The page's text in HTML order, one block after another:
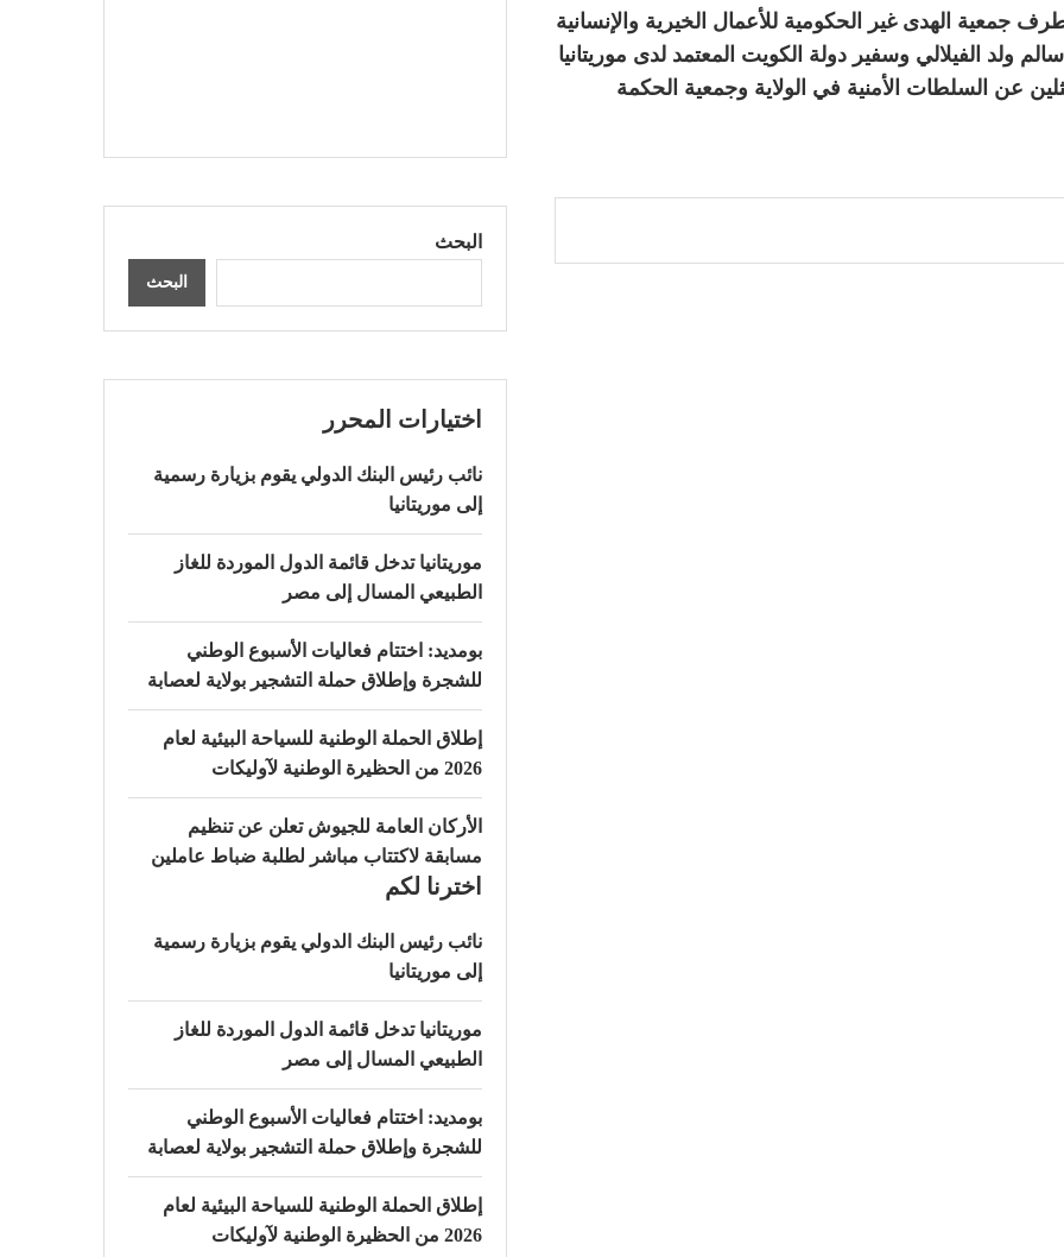
جمعية الهدى غير الحكومية للأعمال الخيرية والإنسانية
ولد الفيلالي وسفير دولة الكويت المعتمد لدى موريتانيا
عن السلطات الأمنية في الولاية وجمعية الحكمة
البحث
البحث
اختيارات المحرر
نائب رئيس البنك الدولي يقوم بزيارة رسمية
إلى موريتانيا
موريتانيا تدخل قائمة الدول الموردة للغاز
الطبيعي المسال إلى مصر
بومديد: اختتام فعاليات الأسبوع الوطني
للشجرة وإطلاق حملة التشجير بولاية لعصابة
إطلاق الحملة الوطنية للسياحة البيئية لعام
2026 من الحظيرة الوطنية لآوليكات
الأركان العامة للجيوش تعلن عن تنظيم
مسابقة لاكتتاب مباشر لطلبة ضباط عاملين
اخترنا لكم
نائب رئيس البنك الدولي يقوم بزيارة رسمية
إلى موريتانيا
موريتانيا تدخل قائمة الدول الموردة للغاز
الطبيعي المسال إلى مصر
بومديد: اختتام فعاليات الأسبوع الوطني
للشجرة وإطلاق حملة التشجير بولاية لعصابة
إطلاق الحملة الوطنية للسياحة البيئية لعام
2026 من الحظيرة الوطنية لآوليكات